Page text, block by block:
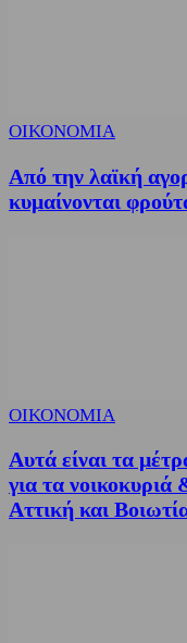
ΟΙΚΟΝΟΜΙΑ
Από την λαϊκή
κυμαίνονται
ΟΙΚΟΝΟΜΙΑ
Αυτά είναι τα
για τα νοικοκυριά
Αττική και